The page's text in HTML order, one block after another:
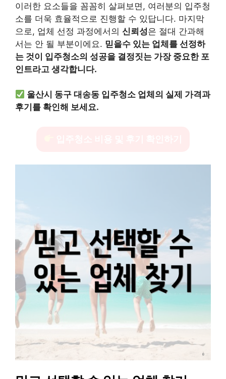
이러한 요소들을 꼼꼼히 살펴보면, 여러분의 입주청
소를 더욱 효율적으로 진행할 수 있답니다. 마지막
으로, 업체 선정 과정에서의 신뢰성은 절대 간과해
서는 안 될 부분이에요. 믿을수 있는 업체를 선정하
는 것이 입주청소의 성공을 결정짓는 가장 중요한 포
인트라고 생각합니다.
울산시 동구 대송동 입주청소 업체의 실제 가격과
후기를 확인해 보세요.